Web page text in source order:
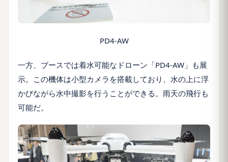
PD4-AW
一方、ブースでは着水可能なドローン「PD4-AW」も展
示。この機体は小型カメラを搭載しており、水の上に浮
かびながら水中撮影を行うことができる。雨天の飛行も
可能だ。